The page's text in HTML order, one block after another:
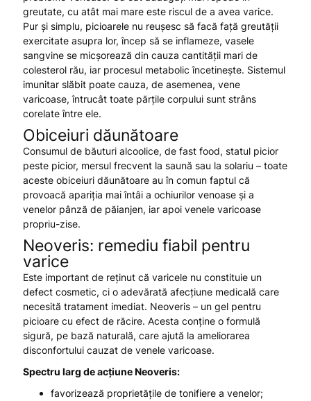
greutate, cu atât mai mare este riscul de a avea varice.
Pur și simplu, picioarele nu reușesc să facă față greutății
exercitate asupra lor, încep să se inflameze, vasele
sangvine se micșorează din cauza cantității mari de
colesterol rău, iar procesul metabolic încetinește. Sistemul
imunitar slăbit poate cauza, de asemenea, vene
varicoase, întrucât toate părțile corpului sunt strâns
corelate între ele.
Obiceiuri dăunătoare
Consumul de băuturi alcoolice, de fast food, statul picior
peste picior, mersul frecvent la saună sau la solariu – toate
aceste obiceiuri dăunătoare au în comun faptul că
provoacă apariția mai întâi a ochiurilor venoase și a
venelor pânză de păianjen, iar apoi venele varicoase
propriu-zise.
Neoveris: remediu fiabil pentru
varice
Este important de reținut că varicele nu constituie un
defect cosmetic, ci o adevărată afecțiune medicală care
necesită tratament imediat. Neoveris – un gel pentru
picioare cu efect de răcire. Acesta conține o formulă
sigură, pe bază naturală, care ajută la ameliorarea
disconfortului cauzat de venele varicoase.
Spectru larg de acțiuneNeoveris:
favorizează proprietățile de tonifiere a venelor;